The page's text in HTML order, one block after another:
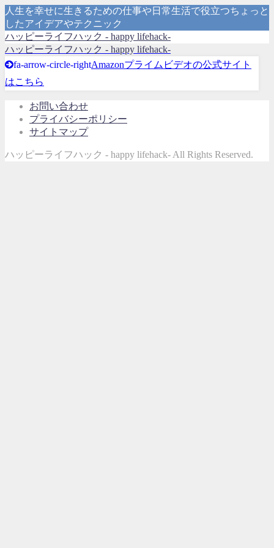
人生を幸せに生きるための仕事や日常生活で役立つちょっと
したアイデアやテクニック
ハッピーライフハック - happy lifehack-
ハッピーライフハック - happy lifehack-
fa-arrow-circle-rightAmazonプライムビデオの公式サイト
はこちら
お問い合わせ
プライバシーポリシー
サイトマップ
ハッピーライフハック - happy lifehack- All Rights Reserved.